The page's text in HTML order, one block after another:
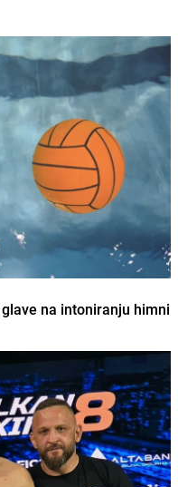
na intoniranju himni